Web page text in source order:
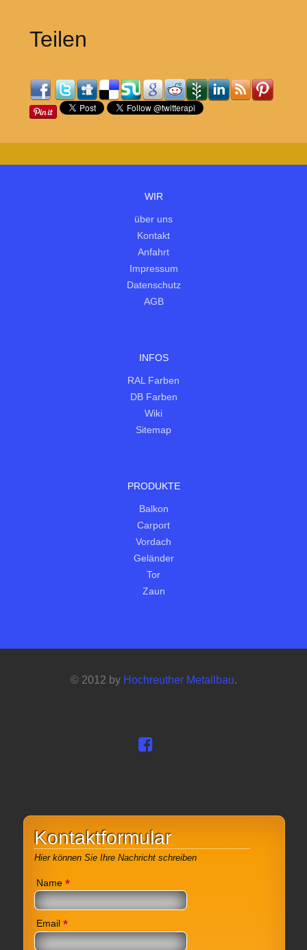
Teilen
WIR
über uns
Kontakt
Anfahrt
Impressum
Datenschutz
AGB
INFOS
RAL Farben
DB Farben
Wiki
Sitemap
PRODUKTE
Balkon
Carport
Vordach
Geländer
Tor
Zaun
© 2012 by Hochreuther Metallbau.
Kontaktformular
Hier können Sie Ihre Nachricht schreiben
Name *
Email *